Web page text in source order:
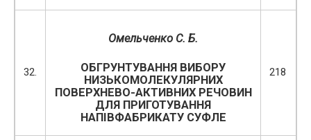
32.
Омельченко С. Б.
ОБГРУНТУВАННЯ ВИБОРУ
НИЗЬКОМОЛЕКУЛЯРНИХ
ПОВЕРХНЕВО-АКТИВНИХ РЕЧОВИН
ДЛЯ ПРИГОТУВАННЯ
НАПІВФАБРИКАТУ СУФЛЕ
218